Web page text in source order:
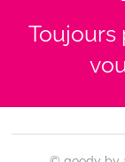
Toujours